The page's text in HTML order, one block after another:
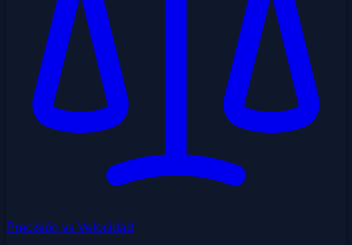
Precisión vs Velocidad